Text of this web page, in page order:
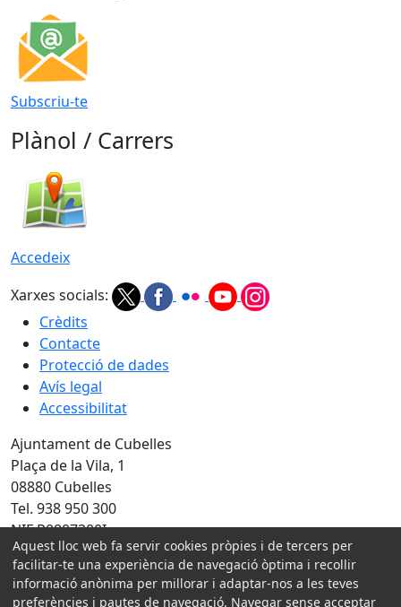
Subscriu-te
Plànol / Carrers
Accedeix
Xarxes socials:
Crèdits
Contacte
Protecció de dades
Avís legal
Accessibilitat
Ajuntament de Cubelles
Plaça de la Vila, 1
08880 Cubelles
Tel. 938 950 300
NIF P0807300I
Amb la col·laboració de:
Aquest lloc web fa servir cookies pròpies i de tercers per
facilitar-te una experiència de navegació òptima i recollir
informació anònima per millorar i adaptar-nos a les teves
preferències i pautes de navegació. Navegar sense acceptar